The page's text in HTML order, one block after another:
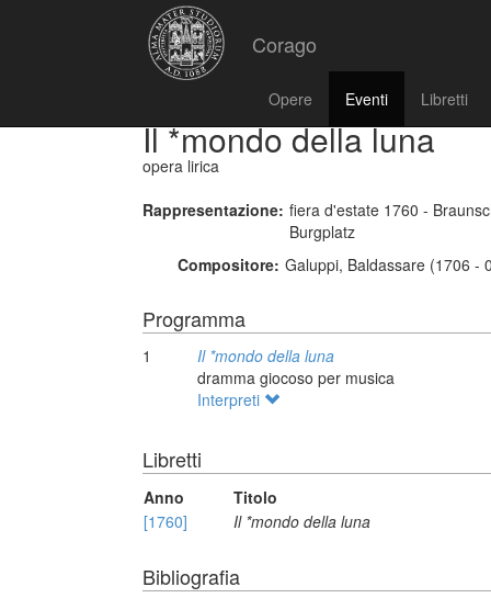
Corago
Opere Eventi Libretti
Il *mondo della luna
opera lirica
Rappresentazione: fiera d'estate 1760 -
Burgplatz
Compositore: Galuppi, Baldassare (1706 -
Programma
1
Il *mondo della luna
dramma giocoso per musica
Interpreti
Libretti
Anno
Titolo
[1760]
Il *mondo della luna
Bibliografia